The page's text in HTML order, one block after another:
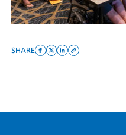
SHARE
ShareShareShareCopy